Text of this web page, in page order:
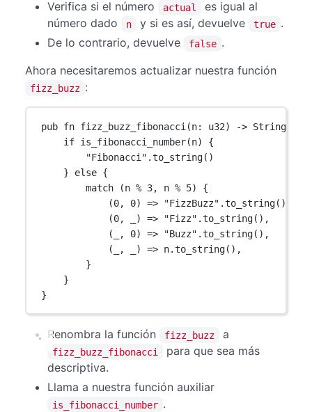
Verifica si el número
actual
es igual al
número dado
n y si es así, devuelve true .
De lo contrario, devuelve
false .
Ahora necesitaremos actualizar nuestra función
fizz_buzz :
pub fn fizz_buzz_fibonacci (n: u32) -> String
if is_fibonacci_number(n) {
"Fibonacci" .to_string()
} else {
match (n % 3, n % 5) {
(0, 0) => "FizzBuzz" .to_string(),
(0, _) => "Fizz" .to_string(),
(_, 0) => "Buzz" .to_string(),
(_, _) => n.to_string(),
}
}
}
Renombra la función fizz_buzz a
fizz_buzz_fibonacci
para que sea más
descriptiva.
Llama a nuestra función auxiliar
is_fibonacci_number .